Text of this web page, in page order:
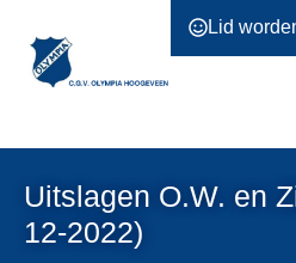
Lid
Uitslagen O.W. en
12-2022)